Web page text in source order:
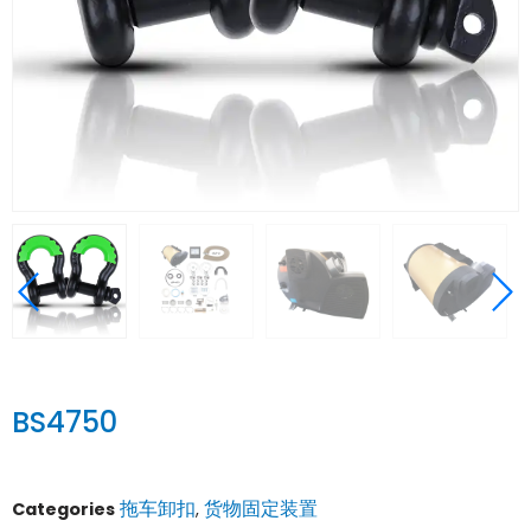
BS4750
Categories 拖车卸扣, 货物固定装置